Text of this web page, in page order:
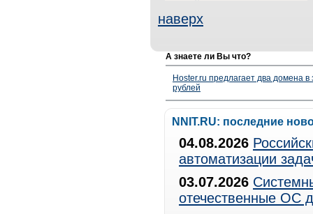
наверх
А знаете ли Вы что?
Hoster.ru предлагает два домена
рублей
NNIT.RU: последние
04.08.2026
автоматизации
03.07.2026
отечественные ОС